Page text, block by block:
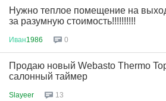
Нужно теплое помещение на
за разумную стоимость!!!!!!!!!!
Иван1986 0
Продаю новый Webasto Thermo
салонный таймер
Slayeer 13